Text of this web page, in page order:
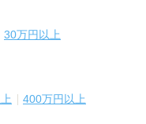
30万円以上
400万円以上